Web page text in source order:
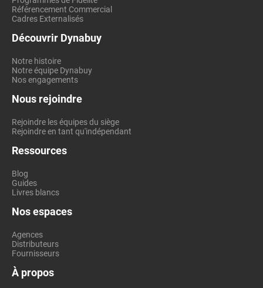
Référencement Commercial
Cadres Externalisés
Découvrir Dynabuy
Notre histoire
Notre équipe Dynabuy
Nos engagements
Nous rejoindre
Rejoindre les équipes du siège
Rejoindre en tant qu'indépendant
Ressources
Blog
Guides
Livres blancs
Nos espaces
Agences
Distributeurs
Fournisseurs
À propos